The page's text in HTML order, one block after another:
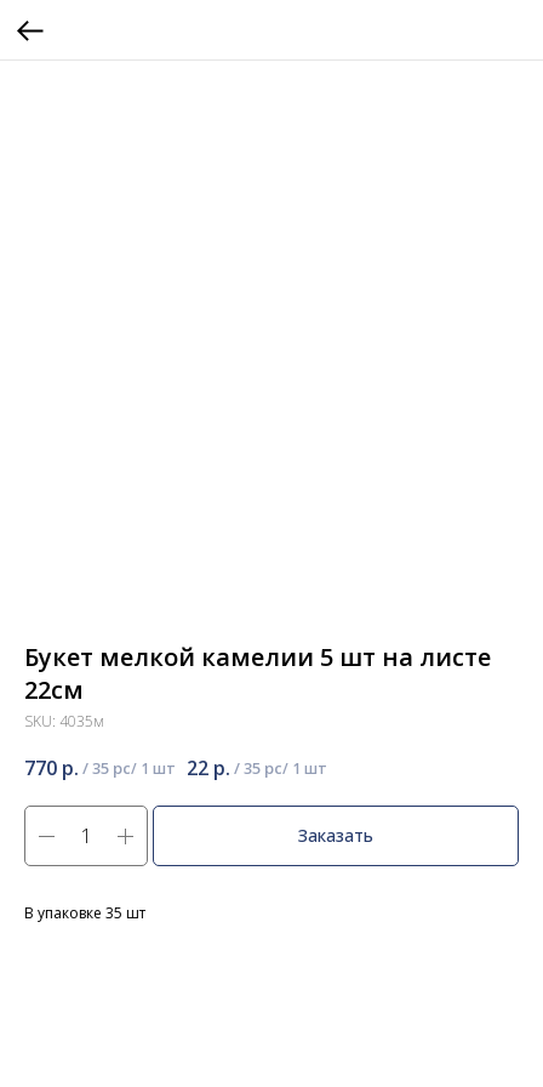
Букет мелкой камелии 5 шт на листе
22см
SKU: 4035м
770 р. /35 pc 22 р. /35 pc
Заказать
В упаковке 35 шт